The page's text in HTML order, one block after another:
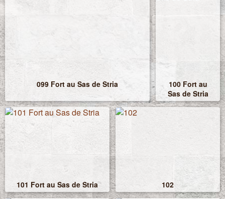
099 Fort au Sas de Stria
100 Fort au
Sas de Stria
101 Fort au Sas de Stria 102